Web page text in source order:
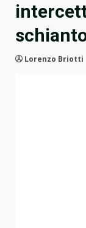
Lorenzo Briotti